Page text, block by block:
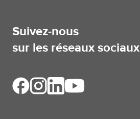
Suivez-nous
sur les réseaux sociaux